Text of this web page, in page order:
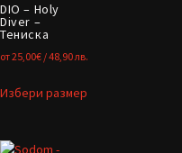
DIO – Holy
Diver –
Тениска
от25,00€ / 48,90 лв.
Избери размер